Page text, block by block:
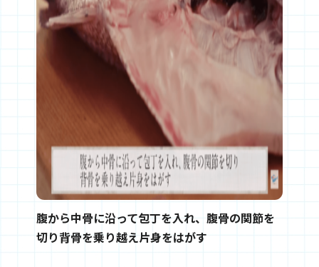
腹から中骨に沿って包丁を入れ、腹骨の関節を
切り背骨を乗り越え片身をはがす